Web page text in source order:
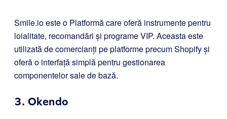
Smile.io este o Platformă care oferă instrumente pentru
loialitate, recomandări și programe VIP. Aceasta este
utilizată de comercianți pe platforme precum Shopify și
oferă o interfață simplă pentru gestionarea
componentelor sale de bază.
3. Okendo